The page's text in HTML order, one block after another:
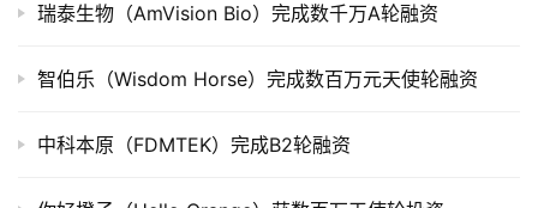
院瑞泰生物（AmVision Bio）完成数千万A轮融资
智伯乐（Wisdom Horse）完成数百万元天使轮融资
中科本原（FDMTEK）完成B2轮融资